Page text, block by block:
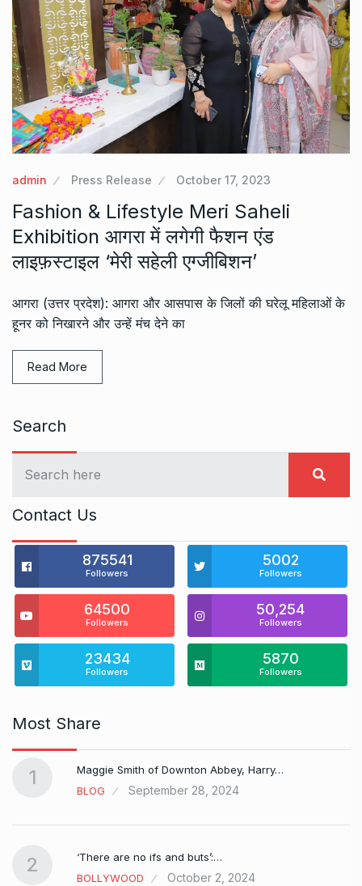
admin Press Release October 17, 2023
Fashion & Lifestyle Meri Saheli
Exhibition आगरा में लगेगी फैशन एंड
लाइफ़स्टाइल ‘मेरी सहेली एग्जीबिशन’
आगरा (उत्तर प्रदेश): आगरा और आसपास के जिलों की घरेलू महिलाओं के
हूनर को निखारने और उन्हें मंच देने का
Read More
Search
Contact Us
875541
Followers
5002
Followers
64500
Followers
50,254
Followers
23434
Followers
5870
Followers
Most Share
1
Maggie Smith of Downton Abbey, Harry…
BLOG
September 28, 2024
2
‘There are no ifs and buts’:…
BOLLYWOOD
October 2, 2024